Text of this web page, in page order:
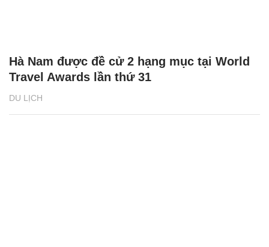
DU LỊCH
Hà Nam được đề cử 2 hạng mục tại World
Travel Awards lần thứ 31